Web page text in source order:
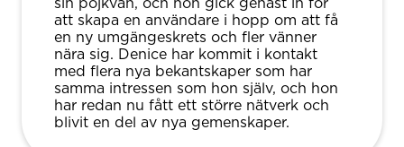
att skapa en användare i hopp om att få
en ny umgängeskrets och fler vänner
nära sig. Denice har kommit i kontakt
med flera nya bekantskaper som har
samma intressen som hon själv, och hon
har redan nu fått ett större nätverk och
blivit en del av nya gemenskaper.